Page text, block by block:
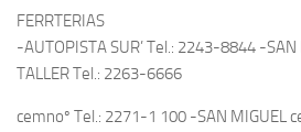
FERRTERIAS
-AUTOPISTA SUR’ Tel.: 2243-8844 -
TALLER Tel.: 2263-6666
cemnoº Tel.: 2271-1 100 -SAN MIGUEL